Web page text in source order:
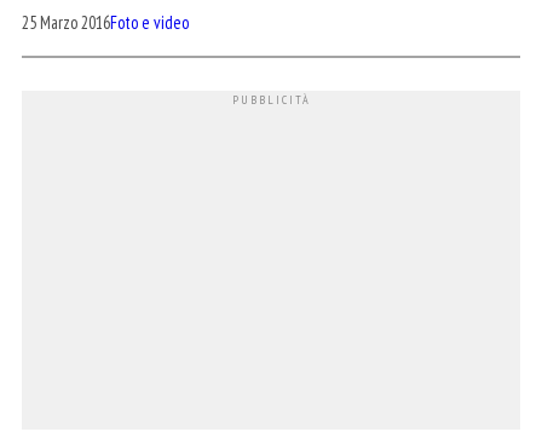
25 Marzo 2016Foto e video